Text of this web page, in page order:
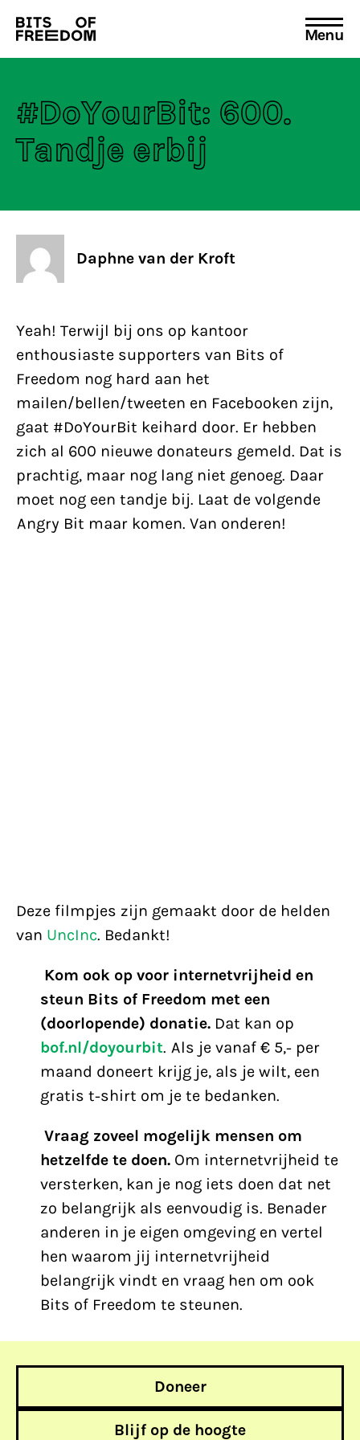
Search
for:
Menu
#DoYourBit: 600.
Tandje erbij
Daphne van der Kroft
Yeah! Terwijl bij ons op kantoor
enthousiaste supporters van Bits of
Freedom nog hard aan het
mailen/bellen/tweeten en Facebooken zijn,
gaat #DoYourBit keihard door. Er hebben
zich al 600 nieuwe donateurs gemeld. Dat is
prachtig, maar nog lang niet genoeg. Daar
moet nog een tandje bij. Laat de volgende
Angry Bit maar komen. Van onderen!
Deze filmpjes zijn gemaakt door de helden
van UncInc. Bedankt!
Kom ook op voor internetvrijheid en
steun Bits of Freedom met een
(doorlopende) donatie. Dat kan op
bof.nl/doyourbit. Als je vanaf € 5,- per
maand doneert krijg je, als je wilt, een
gratis t-shirt om je te bedanken.
Vraag zoveel mogelijk mensen om
hetzelfde te doen. Om internetvrijheid te
versterken, kan je nog iets doen dat net
zo belangrijk als eenvoudig is. Benader
anderen in je eigen omgeving en vertel
hen waarom jij internetvrijheid
belangrijk vindt en vraag hen om ook
Bits of Freedom te steunen.
Doneer
Blijf op de hoogte